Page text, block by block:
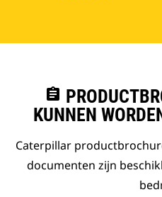
assignment
KUNNEN
Caterpillar
documenten zijn